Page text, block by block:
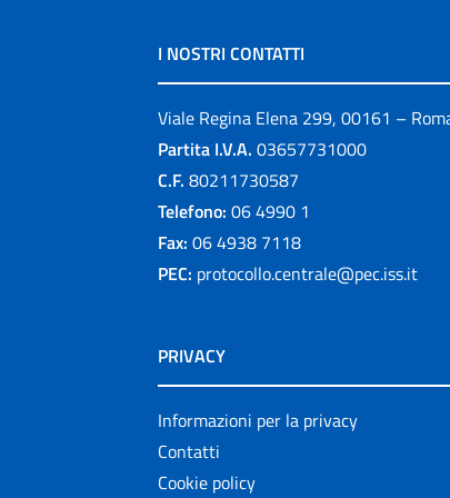
I NOSTRI CONTATTI
Viale Regina Elena 299, 00161 –
Partita I.V.A. 03657731000
C.F. 80211730587
Telefono: 06 4990 1
Fax: 06 4938 7118
PEC: protocollo.centrale@pec.iss.it
PRIVACY
Informazioni per la privacy
Contatti
Cookie policy